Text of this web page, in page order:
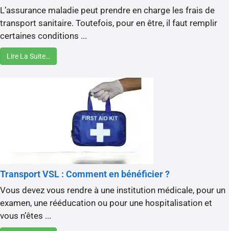
L’assurance maladie peut prendre en charge les frais de
transport sanitaire. Toutefois, pour en être, il faut remplir
certaines conditions ...
Lire La Suite…
Transport VSL : Comment en bénéficier ?
Vous devez vous rendre à une institution médicale, pour un
examen, une rééducation ou pour une hospitalisation et
vous n’êtes ...